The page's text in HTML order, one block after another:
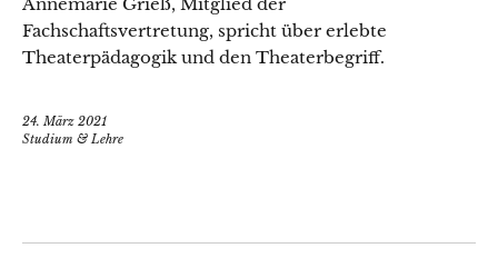
Fachschaftsvertretung, spricht über erlebte
Theaterpädagogik und den Theaterbegriff.
24. März 2021
Studium & Lehre